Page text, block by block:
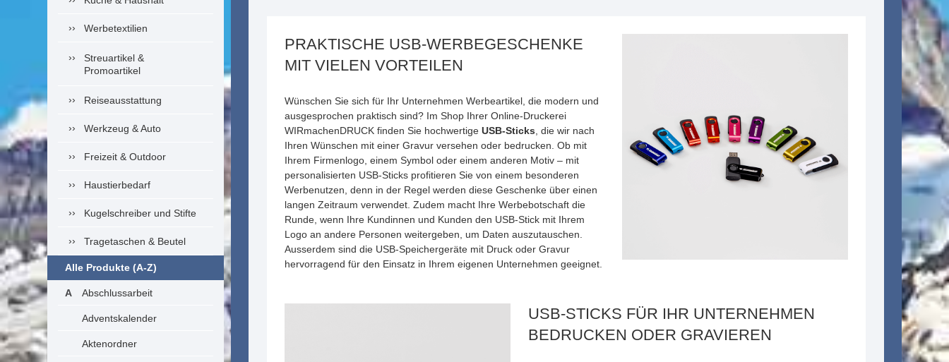
Werbetextilien
Streuartikel &
Promoartikel
Reiseausstattung
Werkzeug & Auto
Freizeit & Outdoor
Haustierbedarf
Kugelschreiber und Stifte
Tragetaschen & Beutel
Alle Produkte (A-Z)
Abschlussarbeit
Adventskalender
Aktenordner
PRAKTISCHE USB-WERBEGESCHENKE
MIT VIELEN VORTEILEN
Wünschen Sie sich für Ihr Unternehmen Werbeartikel, die modern und
ausgesprochen praktisch sind? Im Shop Ihrer Online-Druckerei
WIRmachenDRUCK finden Sie hochwertige USB-Sticks , die wir nach
Ihren Wünschen mit einer Gravur versehen oder bedrucken. Ob mit
Ihrem Firmenlogo, einem Symbol oder einem anderen Motiv – mit
personalisierten USB-Sticks profitieren Sie von einem besonderen
Werbenutzen, denn in der Regel werden diese Geschenke über einen
langen Zeitraum verwendet. Zudem macht Ihre Werbebotschaft die
Runde, wenn Ihre Kundinnen und Kunden den USB-Stick mit Ihrem
Logo an andere Personen weitergeben, um Daten auszutauschen.
Ausserdem sind die USB-Speichergeräte mit Druck oder Gravur
hervorragend für den Einsatz in Ihrem eigenen Unternehmen geeignet.
USB-STICKS FÜR IHR UNTERNEHMEN
BEDRUCKEN ODER GRAVIEREN